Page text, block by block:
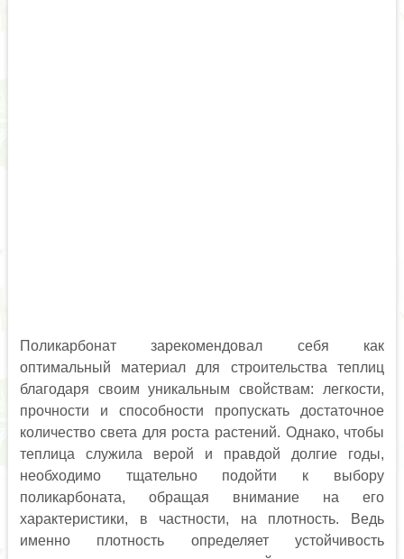
Поликарбонат зарекомендовал себя как
оптимальный материал для строительства теплиц
благодаря своим уникальным свойствам: легкости,
прочности и способности пропускать достаточное
количество света для роста растений. Однако, чтобы
теплица служила верой и правдой долгие годы,
необходимо тщательно подойти к выбору
поликарбоната, обращая внимание на его
характеристики, в частности, на плотность. Ведь
именно плотность определяет устойчивость